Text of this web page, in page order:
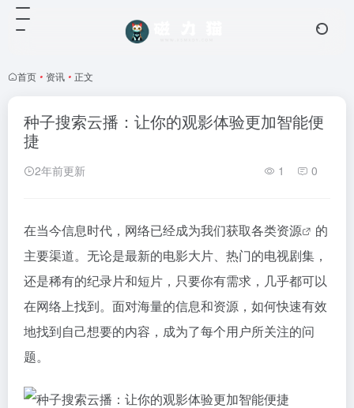
首页 • 资讯 • 正文
种子搜索云播：让你的观影体验更加智能便
捷
2年前更新 1 0
在当今信息时代，网络已经成为我们获取各类资源
的
主要渠道。无论是最新的电影大片、热门的电视剧集，
还是稀有的纪录片和短片，只要你有需求，几乎都可以
在网络上找到。面对海量的信息和资源，如何快速有效
地找到自己想要的内容，成为了每个用户所关注的问
题。